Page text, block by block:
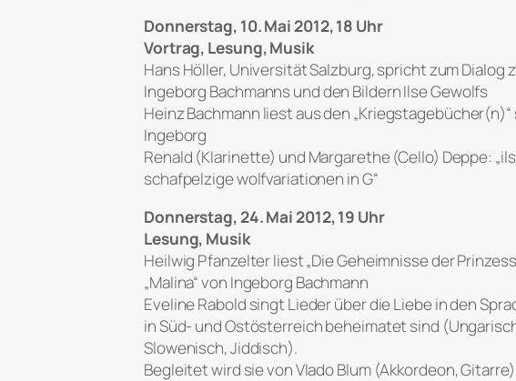
Donnerstag, 10. Mai 2012, 18 Uhr
Vortrag, Lesung, Musik
Hans Höller, Universität Salzburg, spricht zum Dialog
Ingeborg Bachmanns und den Bildern Ilse Gewolfs
Heinz Bachmann liest aus den
Ingeborg
Renald (Klarinette) und Margarethe (Cello) Deppe:
schafpelzige wolfvariationen in G“
Donnerstag, 24. Mai 2012, 19 Uhr
Lesung, Musik
Heilwig Pfanzelter liest „Die Geheimnisse der
„Malina“ von Ingeborg Bachmann
Eveline Rabold singt Lieder über die Liebe in den
in Süd- und Ostösterreich beheimatet sind
Slowenisch, Jiddisch).
Begleitet wird sie von Vlado Blum (Akkordeon, Gitarre)